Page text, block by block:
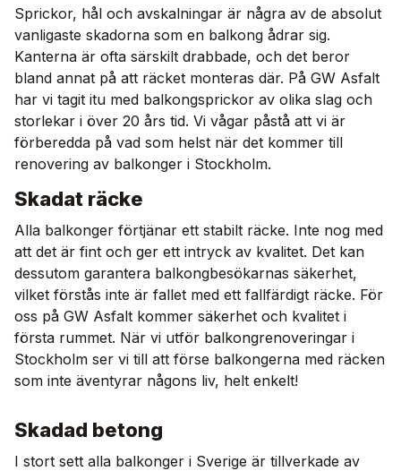
Sprickor, hål och avskalningar är några av de absolut
vanligaste skadorna som en balkong ådrar sig.
Kanterna är ofta särskilt drabbade, och det beror
bland annat på att räcket monteras där. På GW Asfalt
har vi tagit itu med balkongsprickor av olika slag och
storlekar i över 20 års tid. Vi vågar påstå att vi är
förberedda på vad som helst när det kommer till
renovering av balkonger i Stockholm.
Skadat räcke
Alla balkonger förtjänar ett stabilt räcke. Inte nog med
att det är fint och ger ett intryck av kvalitet. Det kan
dessutom garantera balkongbesökarnas säkerhet,
vilket förstås inte är fallet med ett fallfärdigt räcke. För
oss på GW Asfalt kommer säkerhet och kvalitet i
första rummet. När vi utför balkongrenoveringar i
Stockholm ser vi till att förse balkongerna med räcken
som inte äventyrar någons liv, helt enkelt!
Skadad betong
I stort sett alla balkonger i Sverige är tillverkade av